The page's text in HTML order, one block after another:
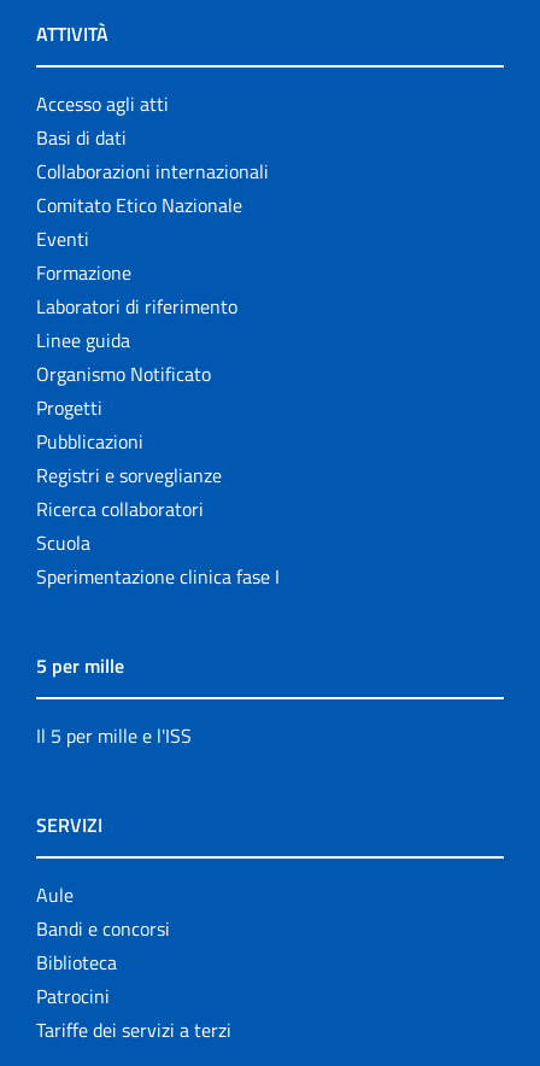
ATTIVITÀ
Accesso agli atti
Basi di dati
Collaborazioni internazionali
Comitato Etico Nazionale
Eventi
Formazione
Laboratori di riferimento
Linee guida
Organismo Notificato
Progetti
Pubblicazioni
Registri e sorveglianze
Ricerca collaboratori
Scuola
Sperimentazione clinica fase I
5 per mille
Il 5 per mille e l'ISS
SERVIZI
Aule
Bandi e concorsi
Biblioteca
Patrocini
Tariffe dei servizi a terzi